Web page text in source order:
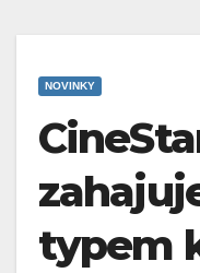
NOVINKY
typem